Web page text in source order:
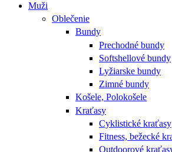
Muži
Oblečenie
Bundy
Prechodné bundy
Softshellové bundy
Lyžiarske bundy
Zimné bundy
Košele, Polokošele
Kraťasy
Cyklistické kraťasy
Fitness, bežecké
Outdoorové